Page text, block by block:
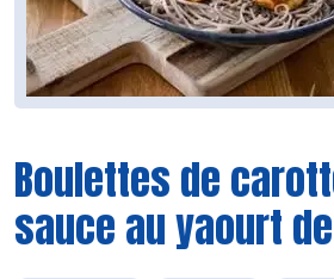
Boulettes de
sauce au yaourt